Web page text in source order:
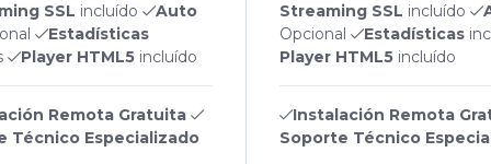
SSL incluído
Auto
Estadísticas
Player HTML5 incluído
Remota Gratuita
Técnico Especializado
Streaming SSL incluído
Opcional
Estadísticas
Player HTML5 incluído
Instalación Remota
Soporte Técnico